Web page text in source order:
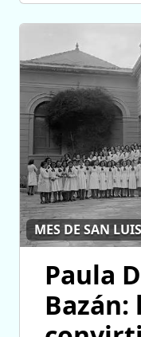
MES DE SAN LUIS
Paula